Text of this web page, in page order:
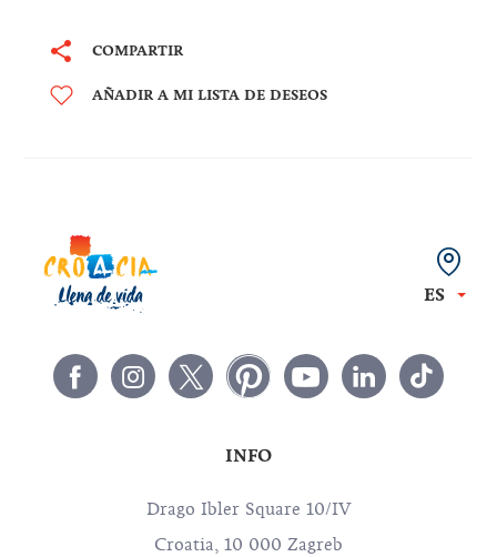
COMPARTIR
AÑADIR A MI LISTA DE DESEOS
ES
INFO
Drago Ibler Square 10/IV
Croatia, 10 000 Zagreb